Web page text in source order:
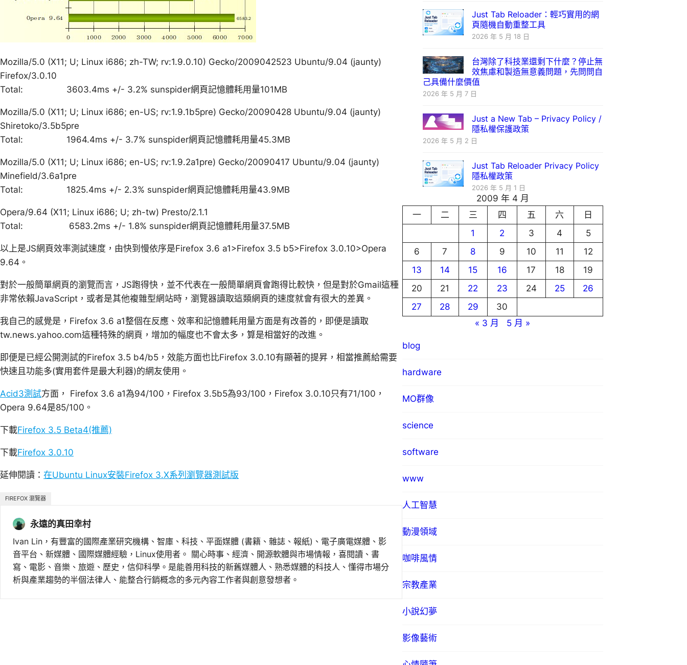
Mozilla/5.0 (X11; U; Linux i686; zh-TW; rv:1.9.0.10) Gecko/2009042523 Ubuntu/9.04 (jaunty)
Firefox/3.0.10
Total: 3603.4ms +/- 3.2% sunspider網頁記憶體耗用量101MB
Mozilla/5.0 (X11; U; Linux i686; en-US; rv:1.9.1b5pre) Gecko/20090428 Ubuntu/9.04 (jaunty)
Shiretoko/3.5b5pre
Total: 1964.4ms +/- 3.7% sunspider網頁記憶體耗用量45.3MB
Mozilla/5.0 (X11; U; Linux i686; en-US; rv:1.9.2a1pre) Gecko/20090417 Ubuntu/9.04 (jaunty)
Minefield/3.6a1pre
Total: 1825.4ms +/- 2.3% sunspider網頁記憶體耗用量43.9MB
Opera/9.64 (X11; Linux i686; U; zh-tw) Presto/2.1.1
Total: 6583.2ms +/- 1.8% sunspider網頁記憶體耗用量37.5MB
以上是JS網頁效率測試速度，由快到慢依序是Firefox 3.6 a1>Firefox 3.5 b5>Firefox 3.0.10>Opera
9.64。
對於一般簡單網頁的瀏覽而言，JS跑得快，並不代表在一般簡單網頁會跑得比較快，但是對於Gmail這種
非常依賴JavaScript，或者是其他複雜型網站時，瀏覽器讀取這類網頁的速度就會有很大的差異。
我自己的感覺是，Firefox 3.6 a1整個在反應、效率和記憶體耗用量方面是有改善的，即便是讀取
tw.news.yahoo.com這種特殊的網頁，增加的幅度也不會太多，算是相當好的改進。
即便是已經公開測試的Firefox 3.5 b4/b5，效能方面也比Firefox 3.0.10有顯著的提昇，相當推薦給需要
快速且功能多(實用套件是最大利器)的網友使用。
Acid3測試方面， Firefox 3.6 a1為94/100，Firefox 3.5b5為93/100，Firefox 3.0.10只有71/100，
Opera 9.64是85/100。
下載Firefox 3.5 Beta4(推薦)
下載Firefox 3.0.10
延伸閱讀： 在Ubuntu Linux安裝Firefox 3.X系列瀏覽器測試版
FIREFOX 瀏覽器
永遠的真田幸村
Ivan Lin，有豐富的國際產業研究機構、智庫、科技、平面媒體 (書籍、雜誌、報紙)、電子廣電媒體、影
音平台、新媒體、國際媒體經驗，Linux使用者。 關心時事、經濟、開源軟體與市場情報，喜閱讀、書
寫、電影、音樂、旅遊、歷史，信仰科學。是能善用科技的新舊媒體人、熟悉媒體的科技人、懂得市場分
析與產業趨勢的半個法律人、能整合行銷概念的多元內容工作者與創意發想者。
Just Tab Reloader：輕巧實用的網
頁隨機自動重整工具
2026 年 5 月 18 日
台灣除了科技業還剩下什麼？停止無
效焦慮和製造無意義問題，先問問自
己具備什麼價值
2026 年 5 月 7 日
Just a New Tab – Privacy Policy /
隱私權保護政策
2026 年 5 月 2 日
Just Tab Reloader Privacy Policy
隱私權政策
2026 年 5 月 1 日
2009 年 4 月
一
二 三 四 五 六
日
1
2 3 4
5
6
7 8 9 10 11
12
13
14 15 16 17 18
19
20
21 22 23 24 25
26
27
28 29
30
« 3 月
5 月 »
blog
hardware
MO群像
science
software
www
人工智慧
動漫領域
咖啡風情
宗教產業
小說幻夢
影像藝術